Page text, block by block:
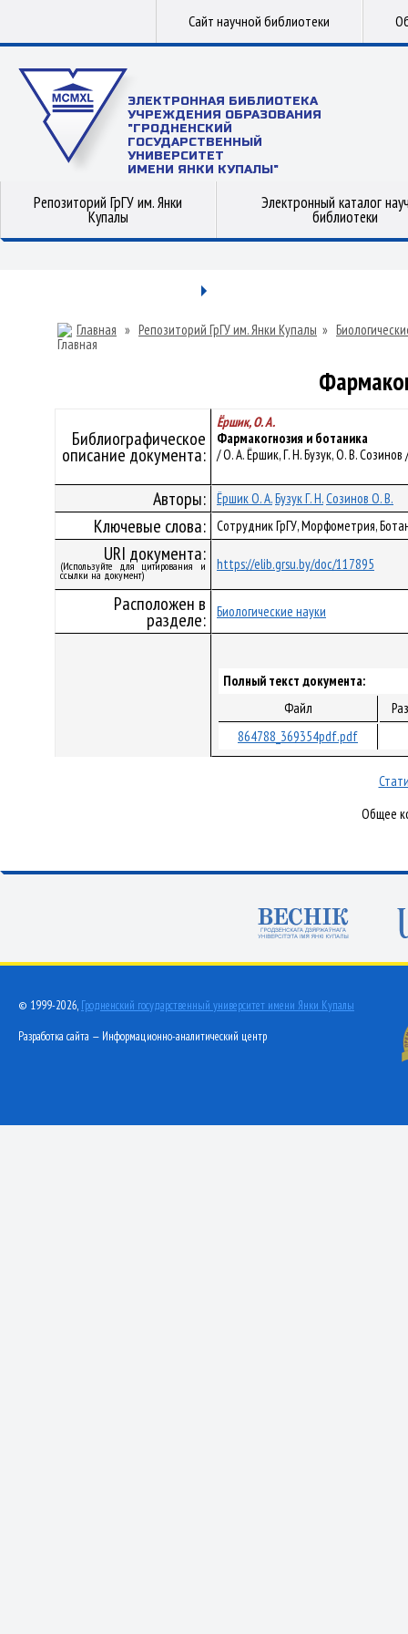
Сайт научной библиотеки
ЭЛЕКТРОННАЯ БИБЛИОТЕКА
УЧРЕЖДЕНИЯ ОБРАЗОВАНИЯ
"ГРОДНЕНСКИЙ
ГОСУДАРСТВЕННЫЙ
УНИВЕРСИТЕТ
ИМЕНИ ЯНКИ КУПАЛЫ"
Репозиторий ГрГУ им. Янки
Купалы
Электронный каталог
библиотеки
Главная » Репозиторий ГрГУ им. Янки Купалы »
Библиографическое
описание документа:
Ёршик, О. А.
Фармакогнозия и ботаника
/ О. А. Ёршик, Г. Н. Бузук, О. В.
Авторы: Ёршик О. А.Бузук Г. Н.Созинов О. В.
Ключевые слова: Сотрудник ГрГУ, Морфометрия,
URI документа:
(Используйте для цитирования и
ссылки на документ)
https://elib.grsu.by/doc/117895
Расположен в
разделе: Биологические науки
Полный текст документа:
Файл
864788_369354pdf.pdf
Общее
© 1999-2026, Гродненский государственный университет имени Янки Купалы
Разработка сайта — Информационно-аналитический центр